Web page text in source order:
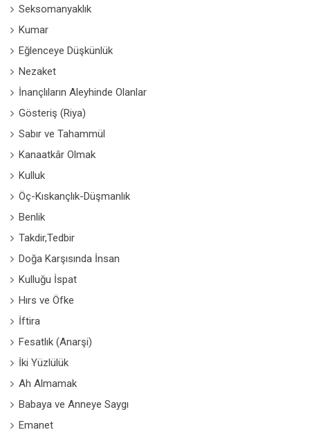
Seksomanyaklık
Kumar
Eğlenceye Düşkünlük
Nezaket
İnançlıların Aleyhinde Olanlar
Gösteriş (Riya)
Sabır ve Tahammül
Kanaatkâr Olmak
Kulluk
Öç-Kıskançlık-Düşmanlık
Benlik
Takdir,Tedbir
Doğa Karşısında İnsan
Kulluğu İspat
Hırs ve Öfke
İftira
Fesatlık (Anarşi)
İki Yüzlülük
Ah Almamak
Babaya ve Anneye Saygı
Emanet